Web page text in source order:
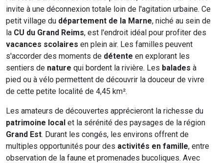
invite à une déconnexion totale loin de l'agitation urbaine. Ce
petit village du département de la Marne, niché au sein de
la CU du Grand Reims, est l'endroit idéal pour profiter des
vacances scolaires en plein air. Les familles peuvent
s'accorder des moments de détente en explorant les
sentiers de nature qui bordent la rivière. Les balades à
pied ou à vélo permettent de découvrir la douceur de vivre
de cette petite localité de 4,45 km².
Les amateurs de découvertes apprécieront la richesse du
patrimoine local et la sérénité des paysages de la région
Grand Est. Durant les congés, les environs offrent de
multiples opportunités pour des activités en famille, entre
observation de la faune et promenades bucoliques. Avec